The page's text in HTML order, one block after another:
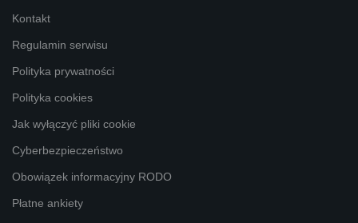
Kontakt
Regulamin serwisu
Polityka prywatności
Polityka cookies
Jak wyłączyć pliki cookie
Cyberbezpieczeństwo
Obowiązek informacyjny RODO
Płatne ankiety